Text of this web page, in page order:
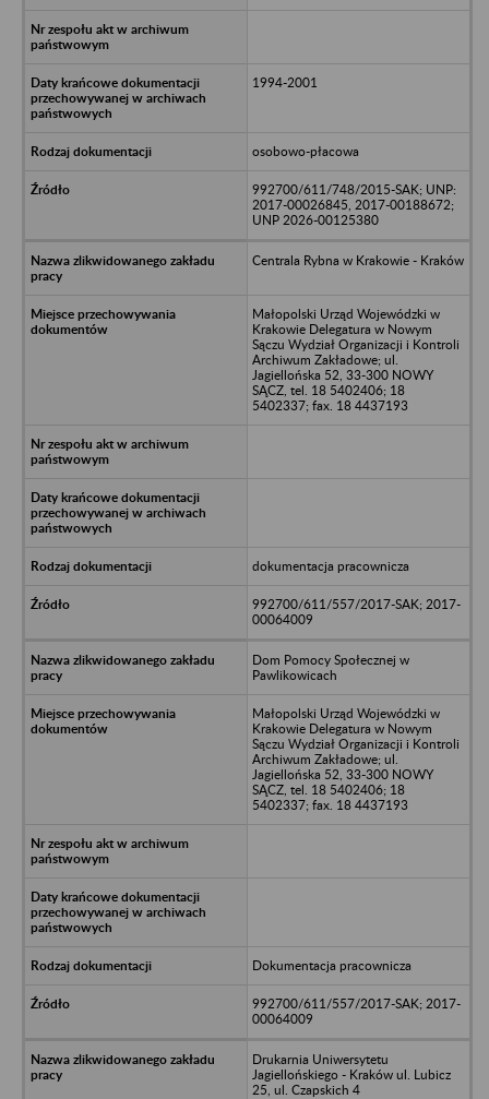
1994-2001
osobowo-płacowa
992700/611/748/2015-SAK; UNP:
2017-00026845, 2017-00188672;
UNP 2026-00125380
Centrala Rybna w Krakowie - Kraków
Małopolski Urząd Wojewódzki w
Krakowie Delegatura w Nowym
Sączu Wydział Organizacji i Kontroli
Archiwum Zakładowe; ul.
Jagiellońska 52, 33-300 NOWY
SĄCZ, tel. 18 5402406; 18
5402337; fax. 18 4437193
dokumentacja pracownicza
992700/611/557/2017-SAK; 2017-
00064009
Dom Pomocy Społecznej w
Pawlikowicach
Małopolski Urząd Wojewódzki w
Krakowie Delegatura w Nowym
Sączu Wydział Organizacji i Kontroli
Archiwum Zakładowe; ul.
Jagiellońska 52, 33-300 NOWY
SĄCZ, tel. 18 5402406; 18
5402337; fax. 18 4437193
Dokumentacja pracownicza
992700/611/557/2017-SAK; 2017-
00064009
Drukarnia Uniwersytetu
Jagiellońskiego - Kraków ul. Lubicz
25, ul. Czapskich 4